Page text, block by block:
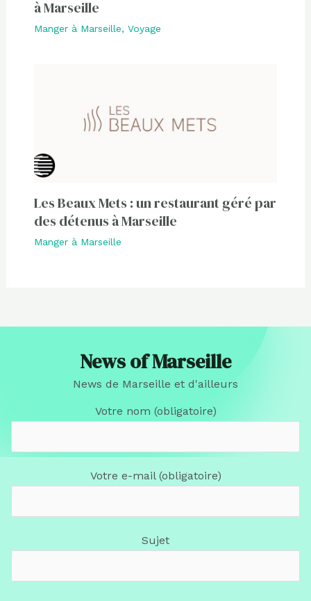
à Marseille
Manger à Marseille, Voyage
Les Beaux Mets : un restaurant géré par
des détenus à Marseille
Manger à Marseille
News of Marseille
News de Marseille et d'ailleurs
Votre nom (obligatoire)
Votre e-mail (obligatoire)
Sujet